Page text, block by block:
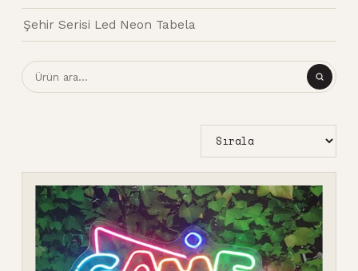
Şehir Serisi Led Neon Tabela